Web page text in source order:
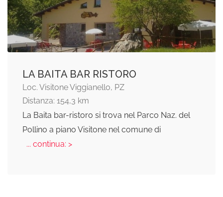
LA BAITA BAR RISTORO
Loc. Visitone Viggianello, PZ
Distanza: 154,3 km
La Baita bar-ristoro si trova nel Parco Naz. del
Pollino a piano Visitone nel comune di
... continua: >